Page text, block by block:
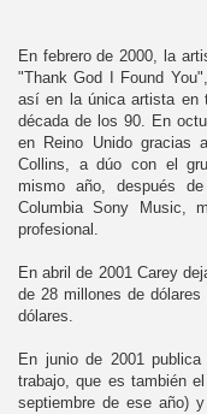
En febrero de 2000, la
"Thank God I Found
así en la única artista en
década de los 90. En
en Reino Unido gracias
Collins, a dúo con el
mismo año, después
Columbia Sony Music,
profesional.
En abril de 2001 Carey
de 28 millones de
dólares.
En junio de 2001
trabajo, que es también
septiembre de ese año)